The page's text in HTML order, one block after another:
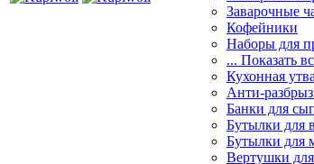
Заварочные
Кофейники
Наборы для
... Показать
Кухонная
Анти-
Банки для
Бутылки для
Бутылки для
Вертушки